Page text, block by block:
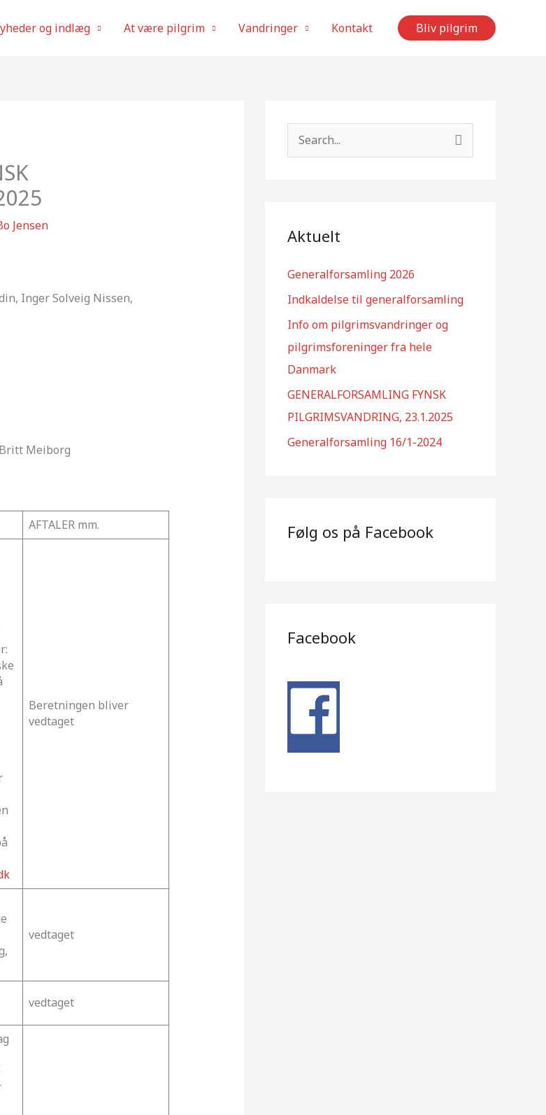
og indlæg At være pilgrim Vandringer Kontakt Bliv pilgrim
Jensen
Inger Solveig Nissen,
Meiborg
AFTALER mm.
Beretningen bliver
vedtaget
vedtaget
vedtaget
ø
t
e
Aktuelt
Generalforsamling 2026
Indkaldelse til generalforsamling
Info om pilgrimsvandringer og
pilgrimsforeninger fra hele
Danmark
GENERALFORSAMLING FYNSK
PILGRIMSVANDRING, 23.1.2025
Generalforsamling 16/1-2024
Følg os på Facebook
Facebook